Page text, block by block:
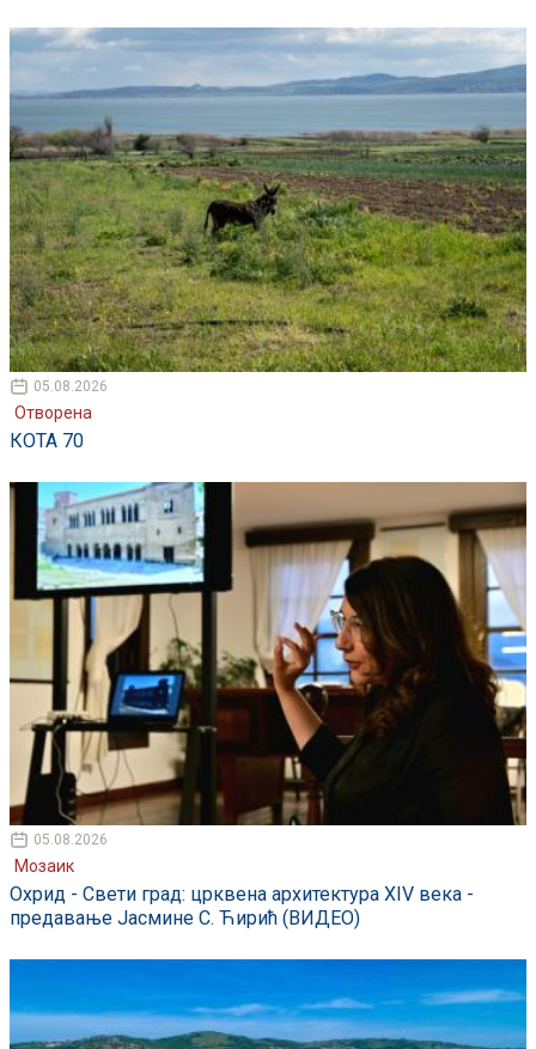
05.08.2026
Отворена
КОТА 70
05.08.2026
Мозаик
Охрид - Свети град: црквена архитектура XIV века -
предавање Јасмине С. Ћирић (ВИДЕО)